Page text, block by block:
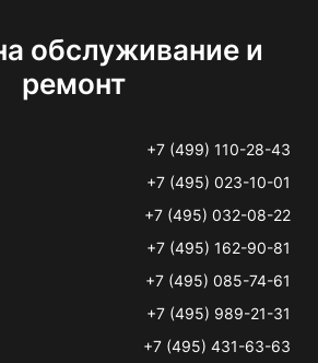
обслуживание и
ремонт
+7 (499) 110-28-43
+7 (495) 023-10-01
+7 (495) 032-08-22
+7 (495) 162-90-81
+7 (495) 085-74-61
+7 (495) 989-21-31
+7 (495) 431-63-63